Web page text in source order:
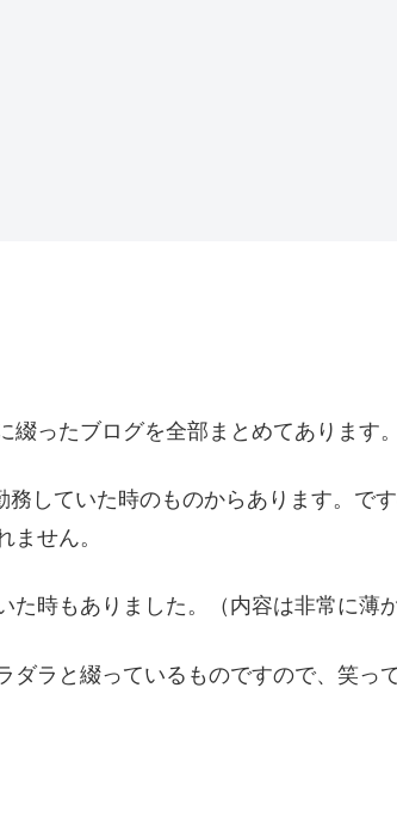
綴ったブログを全部まとめてあります。
していた時のものからあります。で
ません。
た時もありました。（内容は非常に薄
ダラと綴っているものですので、笑っ